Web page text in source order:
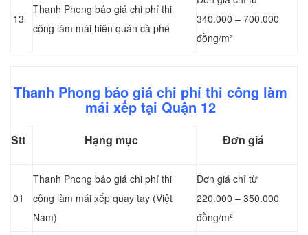
13
Thanh Phong báo giá chi phí thi
công làm mái hiên quán cà phê
340.000 – 700.000
đồng/m²
Thanh Phong báo giá chi phí thi công làm
mái xếp tại Quận 12
Stt Hạng mục Đơn giá
01
Thanh Phong báo giá chi phí thi
công làm mái xếp quay tay (Việt
Nam)
Đơn giá chỉ từ
220.000 – 350.000
đồng/m²